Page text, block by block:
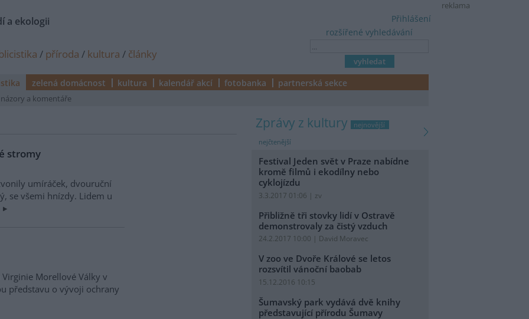
reklama
a ekologii
/ příroda / kultura / články
rozšířené vyhledávání
Přihlášení
zelená domácnost kultura kalendář akcí fotobanka partnerská sekce
názory a komentáře
stromy
umíráček, dvouruční
se všemi hnízdy. Lidem u
Morellové Války v
představu o vývoji ochrany
zprávy z kultury
nejnovější
nejčtenější
Festival Jeden svět v Praze nabídne
kromě filmů i ekodílny nebo
cyklojízdu
3.3.2017 01:06 | zv
Přibližně tři stovky lidí v Ostravě
demonstrovaly za čistý vzduch
24.2.2017 10:00 | David Moravec
V zoo ve Dvoře Králové se letos
rozsvítil vánoční baobab
15.12.2016 10:15
Šumavský park vydává dvě knihy
představující přírodu Šumavy